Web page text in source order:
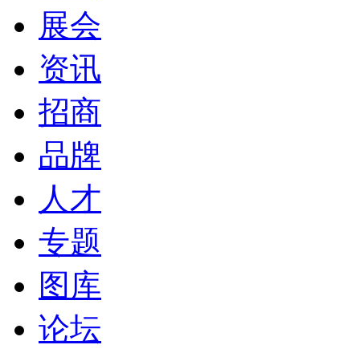
展会
资讯
招商
品牌
人才
专题
图库
论坛